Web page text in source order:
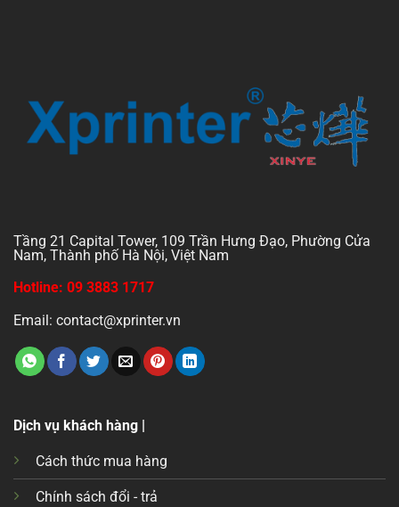
Tầng 21 Capital Tower, 109 Trần Hưng Đạo, Phường Cửa
Nam, Thành phố Hà Nội, Việt Nam
Hotline: 09 3883 1717
Email: contact@xprinter.vn
Dịch vụ khách hàng |
Cách thức mua hàng
Chính sách đổi - trả